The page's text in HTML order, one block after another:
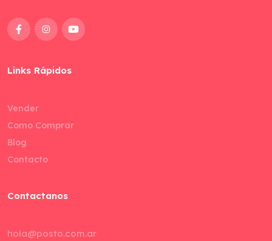
Links Rápidos
Vender
Como Comprar
Blog
Contacto
Contactanos
hola@posto.com.ar